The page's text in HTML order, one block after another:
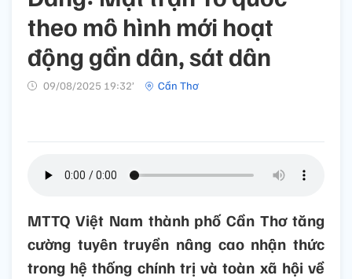
theo mô hình mới hoạt
động gần dân, sát dân
09/08/2025 19:32’ Cần Thơ
MTTQ Việt Nam thành phố Cần Thơ tăng
cường tuyên truyền nâng cao nhận thức
trong hệ thống chính trị và toàn xã hội về